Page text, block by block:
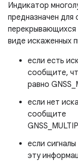
Индикатор
предназначен
перекрывающихся
виде искаженных
если есть
сообщите,
равно
если нет
сообщите
если
эту